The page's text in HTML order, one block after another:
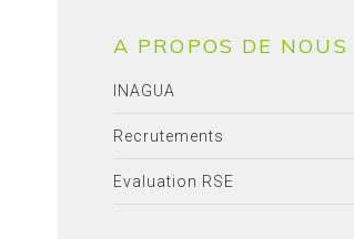
A PROPOS DE NOUS
INAGUA
Recrutements
Evaluation RSE